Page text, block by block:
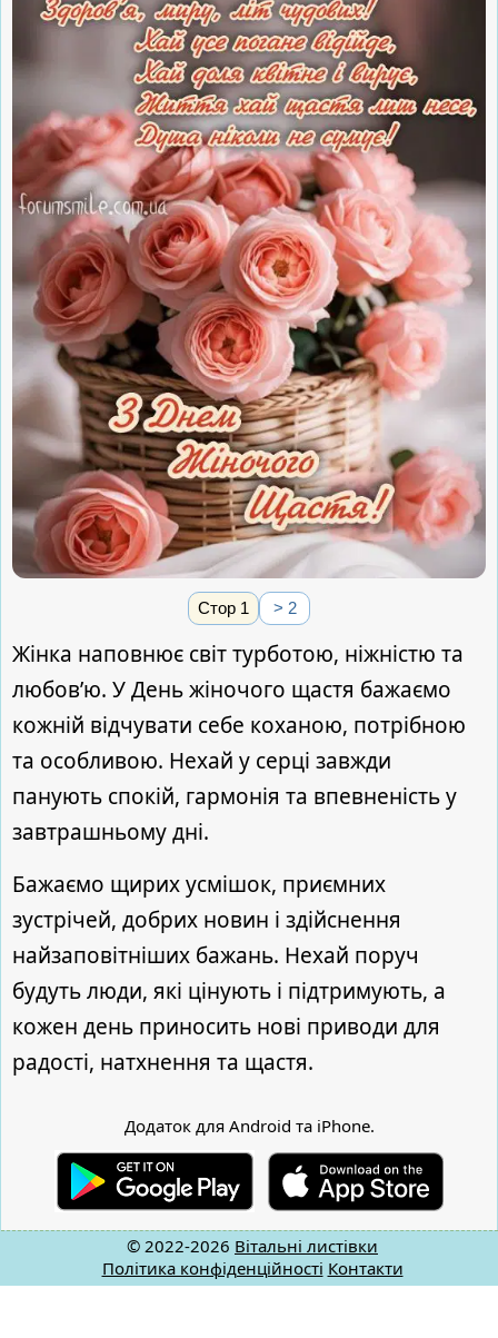
Стор 1 > 2
Жінка наповнює світ турботою, ніжністю та
любов’ю. У День жіночого щастя бажаємо
кожній відчувати себе коханою, потрібною
та особливою. Нехай у серці завжди
панують спокій, гармонія та впевненість у
завтрашньому дні.
Бажаємо щирих усмішок, приємних
зустрічей, добрих новин і здійснення
найзаповітніших бажань. Нехай поруч
будуть люди, які цінують і підтримують, а
кожен день приносить нові приводи для
радості, натхнення та щастя.
Додаток для Android та iPhone.
© 2022-2026 Вітальні листівки
Політика конфіденційності Контакти